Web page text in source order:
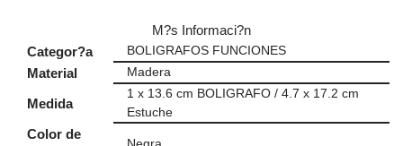
M?s Informaci?n
Categor?a
BOLIGRAFOS FUNCIONES
Material Madera
Medida
1 x 13.6 cm BOLIGRAFO / 4.7 x 17.2 cm
Estuche
Color de